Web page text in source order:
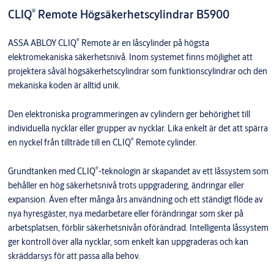
CLIQ®Remote Högsäkerhetscylindrar B5900
ASSA ABLOY CLIQ®Remote är en låscylinder på högsta
elektromekaniska säkerhetsnivå. Inom systemet finns möjlighet att
projektera såväl högsäkerhetscylindrar som funktionscylindrar och den
mekaniska koden är alltid unik.
Den elektroniska programmeringen av cylindern ger behörighet till
individuella nycklar eller grupper av nycklar. Lika enkelt är det att spärra
en nyckel från tillträde till en CLIQ®Remote cylinder.
Grundtanken med CLIQ®-teknologin är skapandet av ett låssystem som
behåller en hög säkerhetsnivå trots uppgradering, ändringar eller
expansion. Även efter många års användning och ett ständigt flöde av
nya hyresgäster, nya medarbetare eller förändringar som sker på
arbetsplatsen, förblir säkerhetsnivån oförändrad. Intelligenta låssystem
ger kontroll över alla nycklar, som enkelt kan uppgraderas och kan
skräddarsys för att passa alla behov.